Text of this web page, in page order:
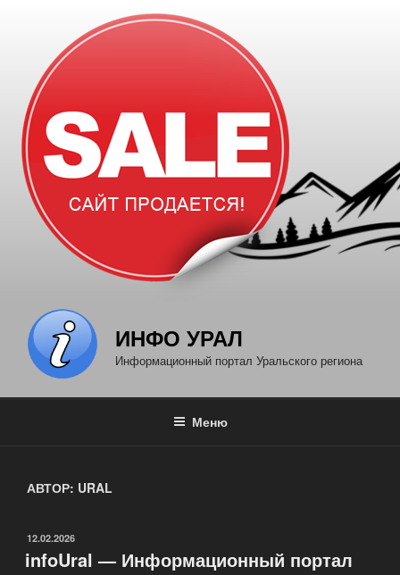
содержимому
ИНФО УРАЛ
Информационный портал Уральского региона
Меню
АВТОР: URAL
ОПУБЛИКОВАНО
12.02.2026
infoUral — Информационный портал